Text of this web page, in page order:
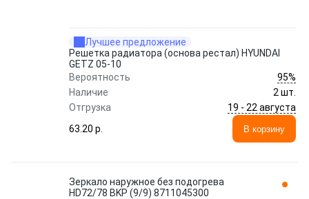
Лучшее предложение
Решетка радиатора (основа рестал) HYUNDAI
GETZ 05-10
Вероятность
95%
Наличие
2 шт.
Отгрузка
19 - 22 августа
63.20 p.
В корзину
Зеркало наружное без подогрева
HD72/78 BKP (9/9) 8711045300